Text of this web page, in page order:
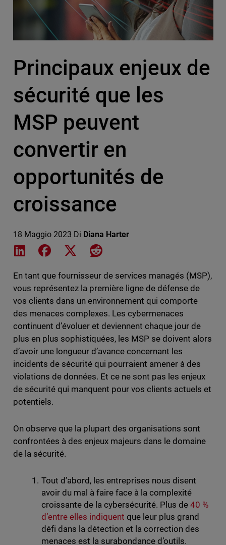
Principaux enjeux de
sécurité que les
MSP peuvent
convertir en
opportunités de
croissance
18 Maggio 2023 Di Diana Harter
Share on LinkedIn
Share on Facebook
Share on XShare on Reddit
En tant que fournisseur de services managés (MSP),
vous représentez la première ligne de défense de
vos clients dans un environnement qui comporte
des menaces complexes. Les cybermenaces
continuent d’évoluer et deviennent chaque jour de
plus en plus sophistiquées, les MSP se doivent alors
d’avoir une longueur d’avance concernant les
incidents de sécurité qui pourraient amener à des
violations de données. Et ce ne sont pas les enjeux
de sécurité qui manquent pour vos clients actuels et
potentiels.
On observe que la plupart des organisations sont
confrontées à des enjeux majeurs dans le domaine
de la sécurité.
Tout d’abord, les entreprises nous disent
avoir du mal à faire face à la complexité
croissante de la cybersécurité. Plus de40 %
d’entre elles indiquent que leur plus grand
défi dans la détection et la correction des
menaces est la surabondance d’outils.